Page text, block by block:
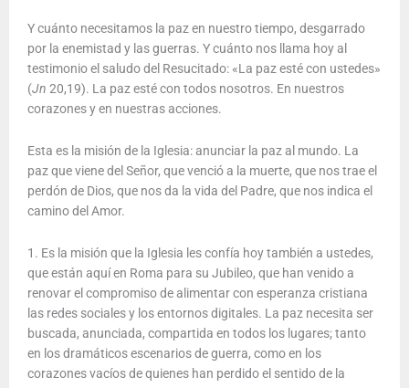
Y cuánto necesitamos la paz en nuestro tiempo, desgarrado
por la enemistad y las guerras. Y cuánto nos llama hoy al
testimonio el saludo del Resucitado: «La paz esté con ustedes»
(Jn 20,19). La paz esté con todos nosotros. En nuestros
corazones y en nuestras acciones.
Esta es la misión de la Iglesia: anunciar la paz al mundo. La
paz que viene del Señor, que venció a la muerte, que nos trae el
perdón de Dios, que nos da la vida del Padre, que nos indica el
camino del Amor.
1. Es la misión que la Iglesia les confía hoy también a ustedes,
que están aquí en Roma para su Jubileo, que han venido a
renovar el compromiso de alimentar con esperanza cristiana
las redes sociales y los entornos digitales. La paz necesita ser
buscada, anunciada, compartida en todos los lugares; tanto
en los dramáticos escenarios de guerra, como en los
corazones vacíos de quienes han perdido el sentido de la